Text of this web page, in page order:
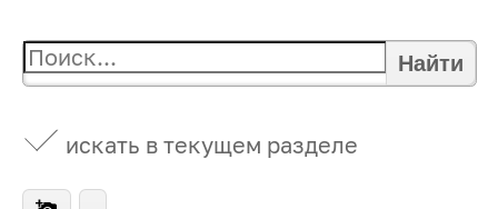
Найти
искать в текущем разделе